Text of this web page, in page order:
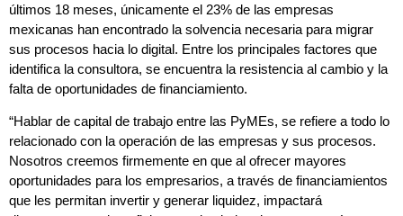
últimos 18 meses, únicamente el 23% de las empresas
mexicanas han encontrado la solvencia necesaria para migrar
sus procesos hacia lo digital. Entre los principales factores que
identifica la consultora, se encuentra la resistencia al cambio y la
falta de oportunidades de financiamiento.
“Hablar de capital de trabajo entre las PyMEs, se refiere a todo lo
relacionado con la operación de las empresas y sus procesos.
Nosotros creemos firmemente en que al ofrecer mayores
oportunidades para los empresarios, a través de financiamientos
que les permitan invertir y generar liquidez, impactará